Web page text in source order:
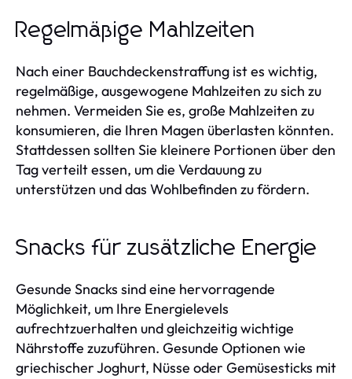
Regelmäßige Mahlzeiten
Nach einer Bauchdeckenstraffung ist es wichtig,
regelmäßige, ausgewogene Mahlzeiten zu sich zu
nehmen. Vermeiden Sie es, große Mahlzeiten zu
konsumieren, die Ihren Magen überlasten könnten.
Stattdessen sollten Sie kleinere Portionen über den
Tag verteilt essen, um die Verdauung zu
unterstützen und das Wohlbefinden zu fördern.
Snacks für zusätzliche Energie
Gesunde Snacks sind eine hervorragende
Möglichkeit, um Ihre Energielevels
aufrechtzuerhalten und gleichzeitig wichtige
Nährstoffe zuzuführen. Gesunde Optionen wie
griechischer Joghurt, Nüsse oder Gemüsesticks mit